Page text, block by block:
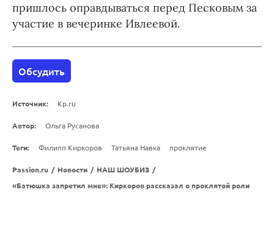
пришлось оправдываться перед Песковым за
участие в вечеринке Ивлеевой.
Обсудить
Источник: Kp.ru
Автор: Ольга Русанова
Теги: Филипп Киркоров Татьяна Навка проклятие
Passion.ru / Новости / НАШ ШОУБИЗ /
«Батюшка запретил мне»: Киркоров рассказал о проклятой роли